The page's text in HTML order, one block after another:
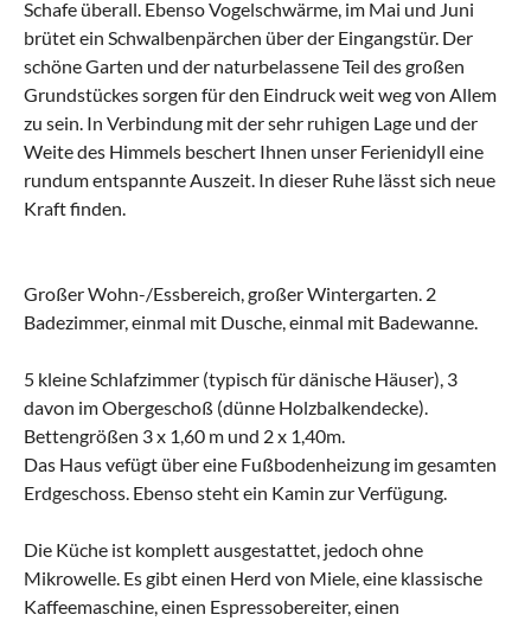
Schafe überall. Ebenso Vogelschwärme, im Mai und Juni
brütet ein Schwalbenpärchen über der Eingangstür. Der
schöne Garten und der naturbelassene Teil des großen
Grundstückes sorgen für den Eindruck weit weg von Allem
zu sein. In Verbindung mit der sehr ruhigen Lage und der
Weite des Himmels beschert Ihnen unser Ferienidyll eine
rundum entspannte Auszeit. In dieser Ruhe lässt sich neue
Kraft finden.
Großer Wohn-/Essbereich, großer Wintergarten. 2
Badezimmer, einmal mit Dusche, einmal mit Badewanne.
5 kleine Schlafzimmer (typisch für dänische Häuser), 3
davon im Obergeschoß (dünne Holzbalkendecke).
Bettengrößen 3 x 1,60 m und 2 x 1,40m.
Das Haus vefügt über eine Fußbodenheizung im gesamten
Erdgeschoss. Ebenso steht ein Kamin zur Verfügung.
Die Küche ist komplett ausgestattet, jedoch ohne
Mikrowelle. Es gibt einen Herd von Miele, eine klassische
Kaffeemaschine, einen Espressobereiter, einen